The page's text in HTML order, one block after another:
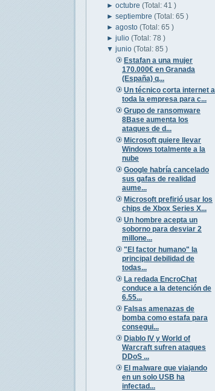
►octubre(Total: 41 )
►septiembre(Total: 65 )
►agosto(Total: 65 )
►julio(Total: 78 )
▼junio(Total: 85 )
Estafan a una mujer
170.000€ en Granada
(España) q...
Un técnico corta internet a
toda la empresa para c...
Grupo de ransomware
8Base aumenta los
ataques de d...
Microsoft quiere llevar
Windows totalmente a la
nube
Google habría cancelado
sus gafas de realidad
aume...
Microsoft prefirió usar los
chips de Xbox Series X...
Un hombre acepta un
soborno para desviar 2
millone...
"El factor humano" la
principal debilidad de
todas...
La redada EncroChat
conduce a la detención de
6.55...
Falsas amenazas de
bomba como estafa para
consegui...
Diablo IV y World of
Warcraft sufren ataques
DDoS ...
El malware que viajando
en un solo USB ha
infectad...